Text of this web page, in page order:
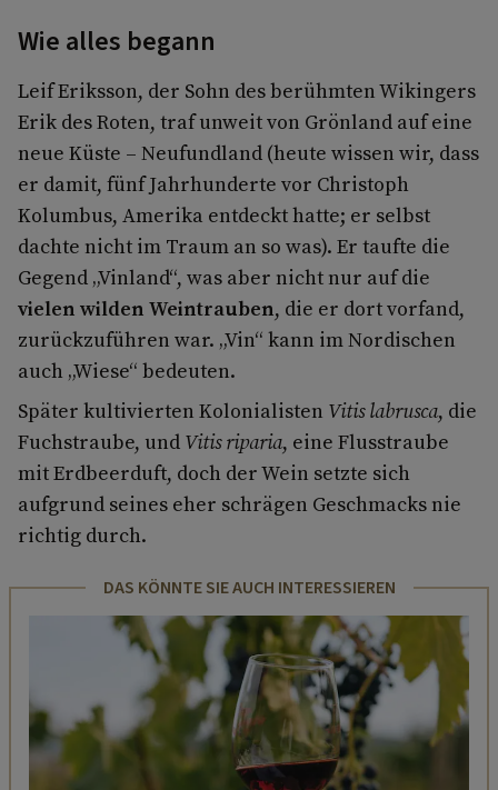
Wie alles begann
Leif Eriksson, der Sohn des berühmten Wikingers
Erik des Roten, traf unweit von Grönland auf eine
neue Küste – Neufundland (heute wissen wir, dass
er damit, fünf Jahrhunderte vor Christoph
Kolumbus, Amerika entdeckt hatte; er selbst
dachte nicht im Traum an so was). Er taufte die
Gegend „Vinland“, was aber nicht nur auf die
vielen wilden Weintrauben, die er dort vorfand,
zurückzuführen war. „Vin“ kann im Nordischen
auch „Wiese“ bedeuten.
Später kultivierten Kolonialisten Vitis labrusca, die
Fuchstraube, und Vitis riparia, eine Flusstraube
mit Erdbeerduft, doch der Wein setzte sich
aufgrund seines eher schrägen Geschmacks nie
richtig durch.
DAS KÖNNTE SIE AUCH INTERESSIEREN